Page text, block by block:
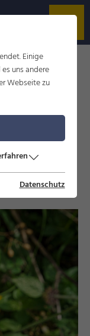
Einige
uns andere
Webseite zu
Datenschutz